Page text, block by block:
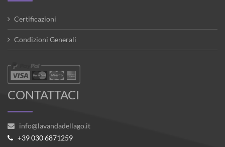
Certificazioni
Condizioni Generali
CONTATTACI
info@lavandadellago.it
+39 030 6871259